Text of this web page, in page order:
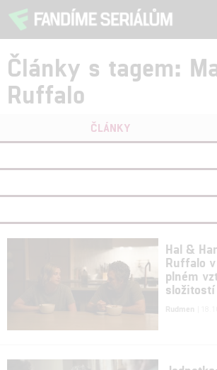
Články s tagem:
Ruffalo
ČLÁNKY
Hal &
Ruffalo
plném
složitostí
Rudmen